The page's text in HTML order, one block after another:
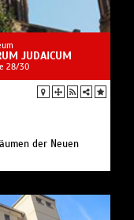
JUDAICUM
28/30
der Neuen